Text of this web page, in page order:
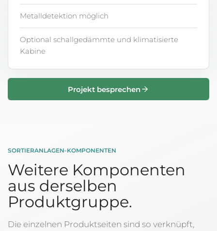
Metalldetektion möglich
Optional schallgedämmte und klimatisierte
Kabine
Projekt besprechen
SORTIERANLAGEN-KOMPONENTEN
Weitere Komponenten
aus derselben
Produktgruppe.
Die einzelnen Produktseiten sind so verknüpft,